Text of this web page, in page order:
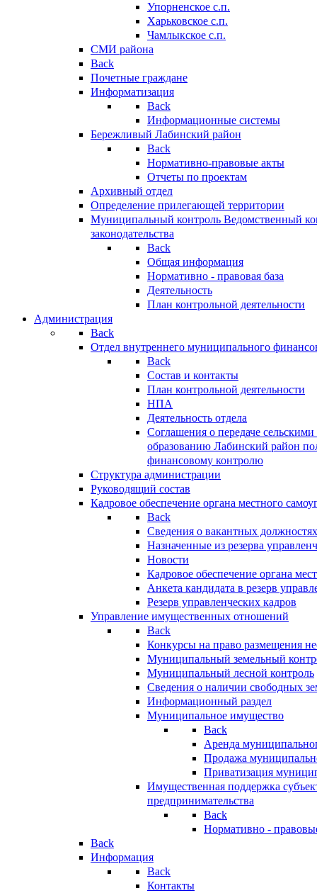
Упорненское с.п.
Харьковское с.п.
Чамлыкское с.п.
СМИ района
Back
Почетные граждане
Информатизация
Back
Информационные системы
Бережливый Лабинский район
Back
Нормативно-правовые акты
Отчеты по проектам
Архивный отдел
Определение прилегающей территории
Муниципальный контроль Ведомственный
законодательства
Back
Общая информация
Нормативно - правовая база
Деятельность
План контрольной деятельности
Администрация
Back
Отдел внутреннего муниципального
Back
Состав и контакты
План контрольной деятельности
НПА
Деятельность отдела
Соглашения о передаче
образованию Лабинский район
финансовому контролю
Структура администрации
Руководящий состав
Кадровое обеспечение органа местного
Back
Сведения о вакантных
Назначенные из резерва
Новости
Кадровое обеспечение органа
Анкета кандидата в резерв
Резерв управленческих кадров
Управление имущественных отношений
Back
Конкурсы на право размещения
Муниципальный земельный
Муниципальный лесной контроль
Сведения о наличии свободных
Информационный раздел
Муниципальное имущество
Back
Аренда
Продажа
Приватизация
Имущественная поддержка
предпринимательства
Back
Нормативно -
Back
Информация
Back
Контакты